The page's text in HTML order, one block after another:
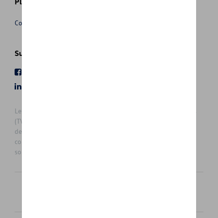
Conditions de vente
Suivez nous
Les prix affichés sur le présent site sont des prix recommandés
(TVAc), hors éventuels frais de montage. Pour connaitre le prix
de vente actuel et les éventuels frais de montage, veuillez
contacter votre concessionnaire/agent. Les prix recommandés
sont sujets à des changements sans préavis.